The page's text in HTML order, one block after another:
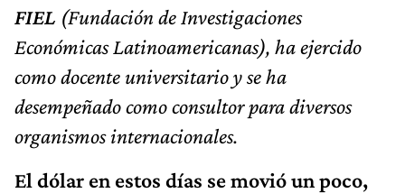
FIEL (Fundación de Investigaciones
Económicas Latinoamericanas), ha ejercido
como docente universitario y se ha
desempeñado como consultor para diversos
organismos internacionales.
El dólar en estos días se movió un poco,